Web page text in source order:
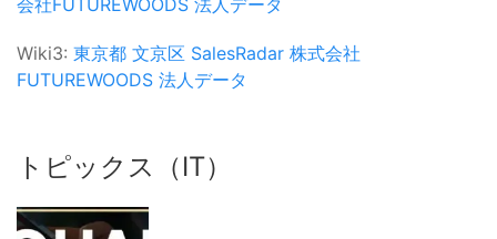
会社FUTUREWOODS 法人データ
Wiki3: 東京都 文京区 SalesRadar 株式会社
FUTUREWOODS 法人データ
トピックス（IT）